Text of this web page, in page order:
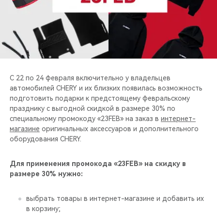
CHERY И СПОРТ
НАШИ МЕРОПРИЯТИЯ
ВИДЕООБЗОРЫ
CHERY ДЛЯ ДЕТЕЙ
С 22 по 24 февраля включительно у владельцев
автомобилей CHERY и их близких появилась возможность
подготовить подарки к предстоящему февральскому
празднику с выгодной скидкой в размере 30% по
специальному промокоду «23FEB» на заказ в интернет-
магазине оригинальных аксессуаров и дополнительного
оборудования CHERY.
Для применения промокода «23FEB» на скидку в
размере 30% нужно:
выбрать товары в интернет-магазине и добавить их
в корзину;